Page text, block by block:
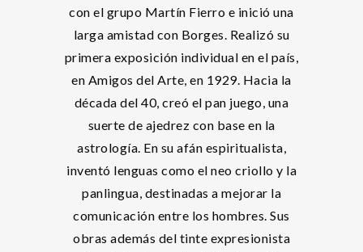
con el grupo Martín Fierro e inició una
larga amistad con Borges. Realizó su
primera exposición individual en el país,
en Amigos del Arte, en 1929. Hacia la
década del 40, creó el pan juego, una
suerte de ajedrez con base en la
astrología. En su afán espiritualista,
inventó lenguas como el neo criollo y la
panlingua, destinadas a mejorar la
comunicación entre los hombres. Sus
obras además del tinte expresionista